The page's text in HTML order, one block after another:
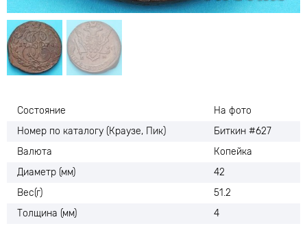
Состояние
На фото
Номер по каталогу (Краузе, Пик)
Биткин #627
Валюта
Копейка
Диаметр (мм)
42
Вес(г)
51.2
Толщина (мм)
4